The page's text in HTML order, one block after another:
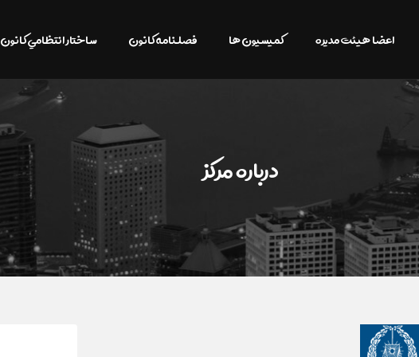
اعضا هیئت مدیره کمیسیون ها فصلنامه کانون ساختار انتظامي كانون
درباره مرکز